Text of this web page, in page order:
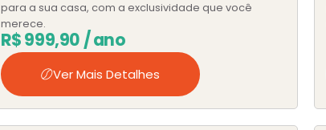
para a sua casa, com a exclusividade que você
merece.
R$999,90 / ano
Ver Mais Detalhes